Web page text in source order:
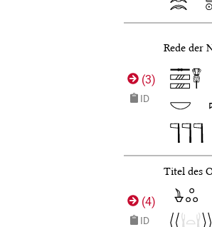
(3)
ID
Rede der
(4)
ID
Titel des